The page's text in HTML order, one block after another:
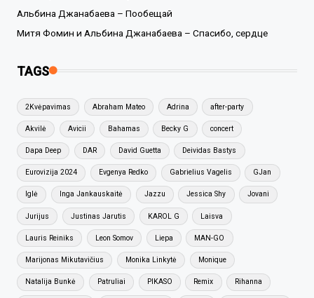
Альбина Джанабаева – Пообещай
Митя Фомин и Альбина Джанабаева – Спасибо, сердце
TAGS
2Kvėpavimas Abraham Mateo Adrina after-party
Akvilė Avicii Bahamas Becky G concert
Dapa Deep DAR David Guetta Deividas Bastys
Eurovizija 2024 Evgenya Redko Gabrielius Vagelis GJan
Iglė Inga Jankauskaitė Jazzu Jessica Shy Jovani
Jurijus Justinas Jarutis KAROL G Laisva
Lauris Reiniks Leon Somov Liepa MAN-GO
Marijonas Mikutavičius Monika Linkytė Monique
Natalija Bunkė Patruliai PIKASO Remix Rihanna